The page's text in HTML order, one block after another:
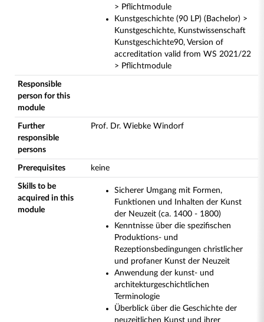
> Pflichtmodule
Kunstgeschichte (90 LP) (Bachelor) >
Kunstgeschichte, Kunstwissenschaft
Kunstgeschichte90, Version of
accreditation valid from WS 2021/22
> Pflichtmodule
Responsible
person for this
module
Further
responsible
persons
Prof. Dr. Wiebke Windorf
Prerequisites keine
Skills to be
acquired in this
module
Sicherer Umgang mit Formen,
Funktionen und Inhalten der Kunst
der Neuzeit (ca. 1400 - 1800)
Kenntnisse über die spezifischen
Produktions- und
Rezeptionsbedingungen christlicher
und profaner Kunst der Neuzeit
Anwendung der kunst- und
architekturgeschichtlichen
Terminologie
Überblick über die Geschichte der
neuzeitlichen Kunst und ihrer